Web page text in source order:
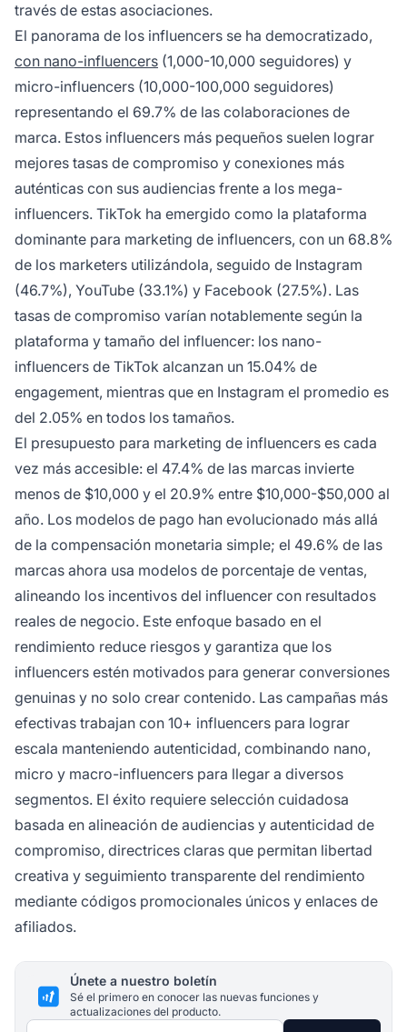
través de estas asociaciones.
El panorama de los influencers se ha democratizado,
con nano-influencers (1,000-10,000 seguidores) y
micro-influencers (10,000-100,000 seguidores)
representando el 69.7% de las colaboraciones de
marca. Estos influencers más pequeños suelen lograr
mejores tasas de compromiso y conexiones más
auténticas con sus audiencias frente a los mega-
influencers. TikTok ha emergido como la plataforma
dominante para marketing de influencers, con un 68.8%
de los marketers utilizándola, seguido de Instagram
(46.7%), YouTube (33.1%) y Facebook (27.5%). Las
tasas de compromiso varían notablemente según la
plataforma y tamaño del influencer: los nano-
influencers de TikTok alcanzan un 15.04% de
engagement, mientras que en Instagram el promedio es
del 2.05% en todos los tamaños.
El presupuesto para marketing de influencers es cada
vez más accesible: el 47.4% de las marcas invierte
menos de $10,000 y el 20.9% entre $10,000-$50,000 al
año. Los modelos de pago han evolucionado más allá
de la compensación monetaria simple; el 49.6% de las
marcas ahora usa modelos de porcentaje de ventas,
alineando los incentivos del influencer con resultados
reales de negocio. Este enfoque basado en el
rendimiento reduce riesgos y garantiza que los
influencers estén motivados para generar conversiones
genuinas y no solo crear contenido. Las campañas más
efectivas trabajan con 10+ influencers para lograr
escala manteniendo autenticidad, combinando nano,
micro y macro-influencers para llegar a diversos
segmentos. El éxito requiere selección cuidadosa
basada en alineación de audiencias y autenticidad de
compromiso, directrices claras que permitan libertad
creativa y seguimiento transparente del rendimiento
mediante códigos promocionales únicos y enlaces de
afiliados.
Únete a nuestro boletín
Sé el primero en conocer las nuevas funciones y
actualizaciones del producto.